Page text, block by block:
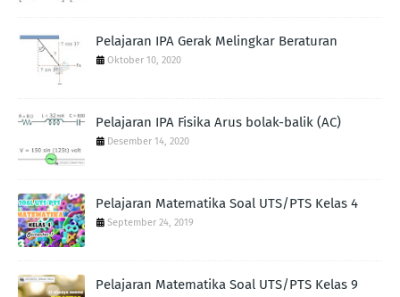
Pelajaran IPA Gerak Melingkar Beraturan
Oktober 10, 2020
Pelajaran IPA Fisika Arus bolak-balik (AC)
Desember 14, 2020
Pelajaran Matematika Soal UTS/PTS Kelas 4
September 24, 2019
Pelajaran Matematika Soal UTS/PTS Kelas 9